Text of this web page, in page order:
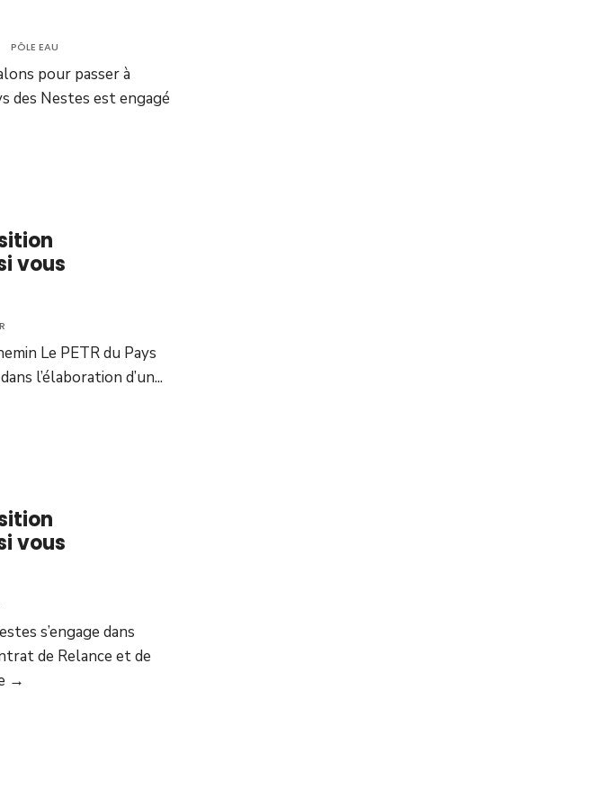
PÔLE EAU
pour passer à
des Nestes est engagé
vous
Le PETR du Pays
l’élaboration d’un...
vous
s’engage dans
de Relance et de
→